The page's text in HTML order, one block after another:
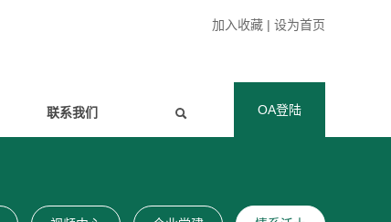
联系我们 OA登陆
加入收藏 | 设为首页